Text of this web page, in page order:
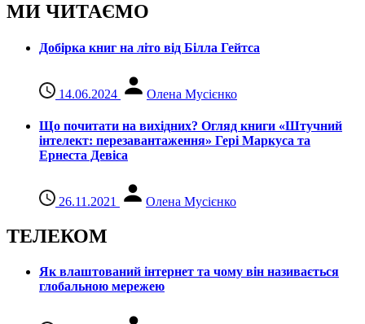
МИ ЧИТАЄМО
Добірка книг на літо від Білла Гейтса
14.06.2024 Олена Мусієнко
Що почитати на вихідних? Огляд книги «Штучний
інтелект: перезавантаження» Гері Маркуса та
Ернеста Девіса
26.11.2021 Олена Мусієнко
ТЕЛЕКОМ
Як влаштований інтернет та чому він називається
глобальною мережею